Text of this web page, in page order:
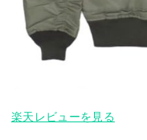
楽天レビューを見る